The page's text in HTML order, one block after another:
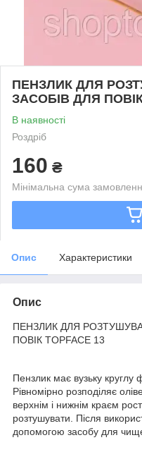
ПЕНЗЛИК ДЛЯ
ЗАСОБІВ ДЛЯ ПОВІК
В наявності
Роздріб
160 ₴
Мінімальна сума
Опис Характеристики
Опис
ПЕНЗЛИК ДЛЯ
ПОВІК TOPFACE 13
Пензлик має вузьку круглу
Рівномірно розподіляє
верхнім і нижнім краєм
розтушувати. Після
допомогою засобу для